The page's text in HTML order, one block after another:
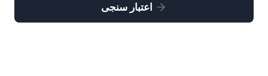
اعتبار سنجی